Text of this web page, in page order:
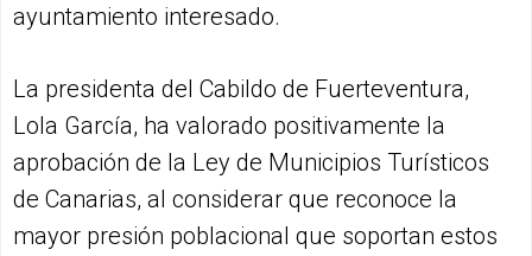
ayuntamiento interesado.
La presidenta del Cabildo de Fuerteventura,
Lola García, ha valorado positivamente la
aprobación de la Ley de Municipios Turísticos
de Canarias, al considerar que reconoce la
mayor presión poblacional que soportan estos